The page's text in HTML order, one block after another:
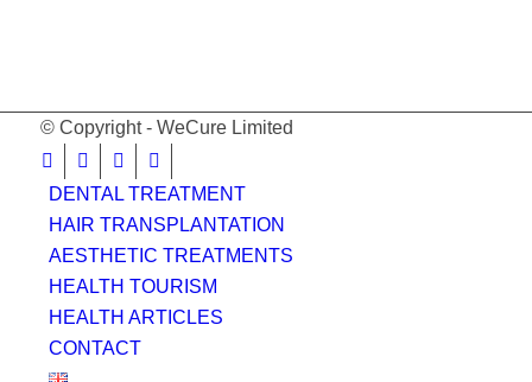
© Copyright - WeCure Limited
DENTAL TREATMENT
HAIR TRANSPLANTATION
AESTHETIC TREATMENTS
HEALTH TOURISM
HEALTH ARTICLES
CONTACT